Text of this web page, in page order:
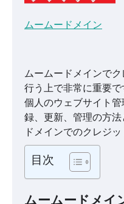
ムームードメイン
ムームードメインで
行う上で非常に重要
個人のウェブサイト
録、更新、管理の方
ドメインでのクレジ
目次